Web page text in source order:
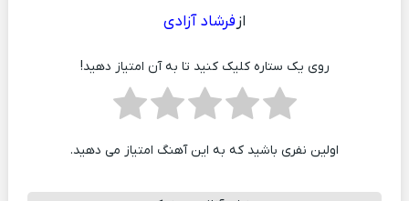
از فرشاد آزادی
روی یک ستاره کلیک کنید تا به آن امتیاز دهید!
اولین نفری باشید که به این آهنگ امتیاز می دهید.